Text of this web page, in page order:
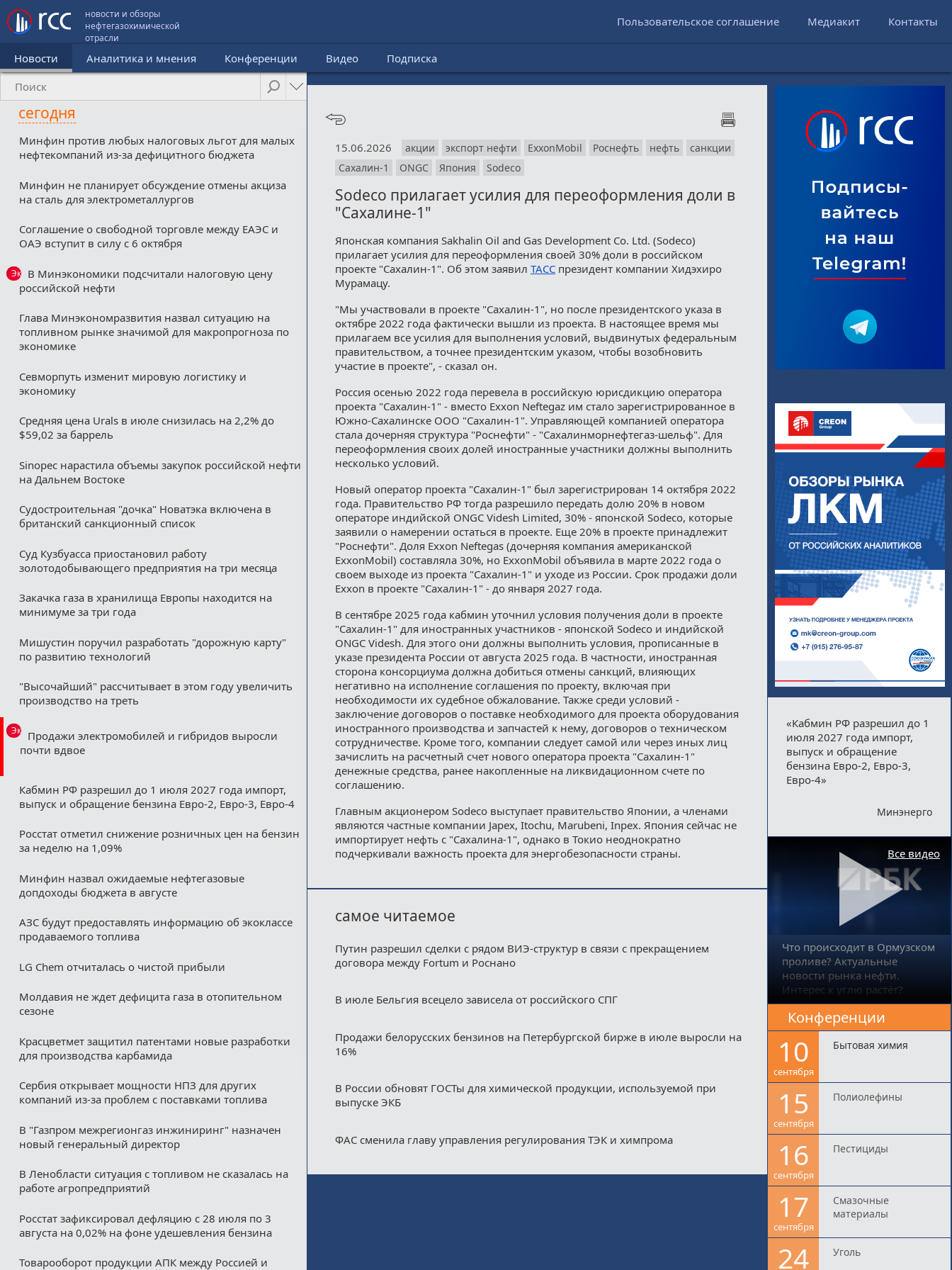
новости и обзоры
нефтегазохимической
отрасли
Пользовательское соглашение Медиакит Контакты
Новости Аналитика и мнения Конференции Видео Подписка
сегодня
Минфин против любых налоговых льгот для малых
нефтекомпаний из-за дефицитного бюджета
Минфин не планирует обсуждение отмены акциза
на сталь для электрометаллургов
Соглашение о свободной торговле между ЕАЭС и
ОАЭ вступит в силу с 6 октября
Эксклюзив
В Минэкономики подсчитали налоговую цену
российской нефти
Глава Минэкономразвития назвал ситуацию на
топливном рынке значимой для макропрогноза по
экономике
Севморпуть изменит мировую логистику и
экономику
Средняя цена Urals в июле снизилась на 2,2% до
$59,02 за баррель
Sinopec нарастила объемы закупок российской нефти
на Дальнем Востоке
Судостроительная "дочка" Новатэка включена в
британский санкционный список
Суд Кузбуасса приостановил работу
золотодобывающего предприятия на три месяца
Закачка газа в хранилища Европы находится на
минимуме за три года
Мишустин поручил разработать "дорожную карту"
по развитию технологий
"Высочайший" рассчитывает в этом году увеличить
производство на треть
Эксклюзив
Продажи электромобилей и гибридов выросли
почти вдвое
Кабмин РФ разрешил до 1 июля 2027 года импорт,
выпуск и обращение бензина Евро-2, Евро-3, Евро-4
Росстат отметил снижение розничных цен на бензин
за неделю на 1,09%
Минфин назвал ожидаемые нефтегазовые
допдоходы бюджета в августе
АЗС будут предоставлять информацию об экоклассе
продаваемого топлива
LG Chem отчиталась о чистой прибыли
Молдавия не ждет дефицита газа в отопительном
сезоне
Красцветмет защитил патентами новые разработки
для производства карбамида
Сербия открывает мощности НПЗ для других
компаний из‑за проблем с поставками топлива
В "Газпром межрегионгаз инжиниринг" назначен
новый генеральный директор
В Ленобласти ситуация с топливом не сказалась на
работе агропредприятий
Росстат зафиксировал дефляцию с 28 июля по 3
августа на 0,02% на фоне удешевления бензина
Товарооборот продукции АПК между Россией и
15.06.2026 акции экспорт нефти ExxonMobil Роснефть нефть
санкции
Сахалин-1
ONGC Япония Sodeco
Sodeco прилагает усилия для переоформления доли в
"Сахалине-1"
Японская компания Sakhalin Oil and Gas Development Co. Ltd. (Sodeco)
прилагает усилия для переоформления своей 30% доли в российском
проекте "Сахалин-1". Об этом заявил ТАССпрезидент компании Хидэхиро
Мурамацу.
"Мы участвовали в проекте "Сахалин-1", но после президентского указа в
октябре 2022 года фактически вышли из проекта. В настоящее время мы
прилагаем все усилия для выполнения условий, выдвинутых федеральным
правительством, а точнее президентским указом, чтобы возобновить
участие в проекте", - сказал он.
Россия осенью 2022 года перевела в российскую юрисдикцию оператора
проекта "Сахалин-1" - вместо Exxon Neftegaz им стало зарегистрированное в
Южно-Сахалинске ООО "Сахалин-1". Управляющей компанией оператора
стала дочерняя структура "Роснефти" - "Сахалинморнефтегаз-шельф". Для
переоформления своих долей иностранные участники должны выполнить
несколько условий.
Новый оператор проекта "Сахалин-1" был зарегистрирован 14 октября 2022
года. Правительство РФ тогда разрешило передать долю 20% в новом
операторе индийской ONGC Videsh Limited, 30% - японской Sodeco, которые
заявили о намерении остаться в проекте. Еще 20% в проекте принадлежит
"Роснефти". Доля Exxon Neftegas (дочерняя компания американской
ExxonMobil) составляла 30%, но ExxonMobil объявила в марте 2022 года о
своем выходе из проекта "Сахалин-1" и уходе из России. Срок продажи доли
Exxon в проекте "Сахалин-1" - до января 2027 года.
В сентябре 2025 года кабмин уточнил условия получения доли в проекте
"Сахалин-1" для иностранных участников - японской Sodeco и индийской
ONGC Videsh. Для этого они должны выполнить условия, прописанные в
указе президента России от августа 2025 года. В частности, иностранная
сторона консорциума должна добиться отмены санкций, влияющих
негативно на исполнение соглашения по проекту, включая при
необходимости их судебное обжалование. Также среди условий -
заключение договоров о поставке необходимого для проекта оборудования
иностранного производства и запчастей к нему, договоров о техническом
сотрудничестве. Кроме того, компании следует самой или через иных лиц
зачислить на расчетный счет нового оператора проекта "Сахалин-1"
денежные средства, ранее накопленные на ликвидационном счете по
соглашению.
Главным акционером Sodeco выступает правительство Японии, а членами
являются частные компании Japex, Itochu, Marubeni, Inpex. Япония сейчас не
импортирует нефть с "Сахалина-1", однако в Токио неоднократно
подчеркивали важность проекта для энергобезопасности страны.
самое читаемое
Путин разрешил сделки с рядом ВИЭ-структур в связи с прекращением
договора между Fortum и Роснано
В июле Бельгия всецело зависела от российского СПГ
Продажи белорусских бензинов на Петербургской бирже в июле выросли на
16%
В России обновят ГОСТы для химической продукции, используемой при
выпуске ЭКБ
ФАС сменила главу управления регулирования ТЭК и химпрома
«Кабмин РФ разрешил до 1
июля 2027 года импорт,
выпуск и обращение
бензина Евро-2, Евро-3,
Евро-4»
Минэнерго
Что происходит в Ормузском
проливе? Актуальные
новости рынка нефти.
Интерес к углю растёт?
Все видео
Конференции
10
сентября
Бытовая химия
15
сентября
Полиолефины
16
сентября
Пестициды
17
сентября
Смазочные
материалы
24 Уголь